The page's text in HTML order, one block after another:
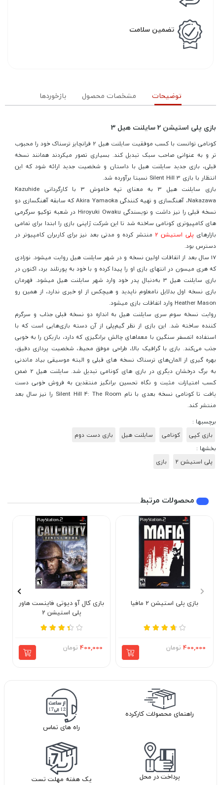
تضمین سلامت
توضیحات مشخصات محصول بازخوردها
بازی پلی استیشن 2 سایلنت هیل 3
کونامی توانست با کسب موفقیت سایلنت هیل 2 فرانچایز ترسناک خود را محبوب
تر و به عنوانی صاحب سبک تبدیل کند. بسیاری تصور میکردند همانند نسخه
قبلی، بازی جدید سایلنت هیل با داستان و شخصیت جدید ارائه شود که این
انتظار با بازی Silent Hill 3 نسبتا برآورده شد.
بازی سایلنت هیل 3 به معنای تپه خاموش 3 با کارگردانی Kazuhide
Nakazawa، آهنگسازی و تهیه کنندگی Akira Yamaoka که سابقه آهنگسازی دو
نسخه قبلی را نیز داشت و نویسندگی Hiroyuki Owaku در شعبه توکیو سرگرمی
های کامپیوتری کونامی ساخته شد تا این شرکت ژاپنی بازی را ابتدا برای تمامی
بازارهای پلی استیشن 2
منتشر کرده و مدتی بعد نیز برای کاربران کامپیوتر در
دسترس بود.
17 سال بعد از اتفاقات اولین نسخه و در شهر سایلنت هیل روایت میشود. نوزادی
که هری میسون در انتهای بازی او را پیدا کرده و با خود به پورتلند برد، اکنون در
بازی سایلنت هیل 3 به‌دنبال پدر خود وارد شهر سایلنت هیل میشود. قهرمان
بازی نسخه اول بدلایل نامعلوم ناپدید و هیچکس از او خبری ندارد، از همین رو
Heather Mason وارد اتفاقات بازی میشود.
روایت نسخه سوم سری سایلنت هیل به اندازه دو نسخه قبلی جذاب و سرگرم
کننده ساخته شد. این بازی از نظر گیم‌پلی از آن دسته بازی‌هایی است که با
استفاده اتمسفر سنگین با معماهای چالش برانگیزی که دارد، بازیکن را به خوبی
جذب می‌کند. بازی با گرافیک بالا، طراحی موفق محیط، شخصیت پردازی دقیق،
بهره گیری از المان‌های ترسناک نسخه های قبلی و البته موسیقی بیاد ماندنی
به برگ درخشان دیگری در بازی های کونامی تبدیل شد. سایلنت هیل 2 ضمن
کسب امتیازات مثبت و نگاه تحسین برانگیز منتقدین به فروش خوبی دست
یافت تا کونامی نسخه بعدی با نام Silent Hill 4: The Room را نیز سال بعد
منتشر کند.
برچسبها :
بازی کپی
کونامی سایلنت هیل
بازی دست دوم
بخشها :
پلی استیشن ۲
بازی
محصولات مرتبط
بازی پلی استیشن 2 مافیا
400,000 تومان
بازی کال آو دیوتی فاینست هاور
پلی استیشن 2
400,000 تومان
راهنمای محصولات کارکرده
راه های تماس
پرداخت در محل یک هفته مهلت تست